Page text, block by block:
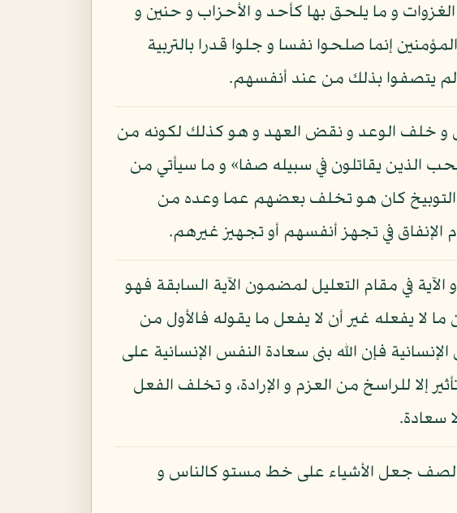
الغزوات و ما يلحق بها كأحد و الأحزاب و حنين و
إنما صلحوا نفسا و جلوا قدرا بالتربية
و لم يتصفوا بذلك من عند أنفسهم.
و خلف الوعد و نقض العهد و هو كذلك لكونه من
الذين يقاتلون في سبيله صفا» و ما سيأتي من
التوبيخ كان هو تخلف بعضهم عما وعده من
الإنفاق في تجهز أنفسهم أو تجهيز غيرهم.
في مقام التعليل لمضمون الآية السابقة فهو
لا يفعله غير أن لا يفعل ما يقوله فالأول من
فإن الله بنى سعادة النفس الإنسانية على
إلا للراسخ من العزم و الإرادة، و تخلف الفعل
سعادة.
الصف جعل الأشياء على خط مستو كالناس و